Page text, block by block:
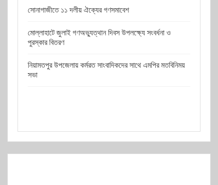
সোনাগাজীতে ১১ দলীয় ঐক্যের গণসমাবেশ
মোল্লাহাটে জুলাই গণঅভ্যুত্থান দিবস উপলক্ষ্যে সংবর্ধনা ও
পুরস্কার বিতরণ
নিয়ামতপুর উপজেলায় কর্মরত সাংবাদিকদের সাথে এমপির মতবিনিময়
সভা